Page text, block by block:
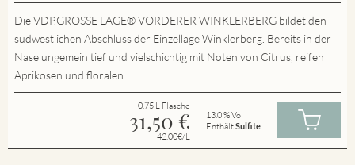
Die VDP.GROSSE LAGE® VORDERER WINKLERBERG bildet den
südwestlichen Abschluss der Einzellage Winklerberg. Bereits in der
Nase ungemein tief und vielschichtig mit Noten von Citrus, reifen
Aprikosen und floralen...
0.75 L Flasche
31,50 €
42.00€/L
13.0 % Vol
EnthältSulfite